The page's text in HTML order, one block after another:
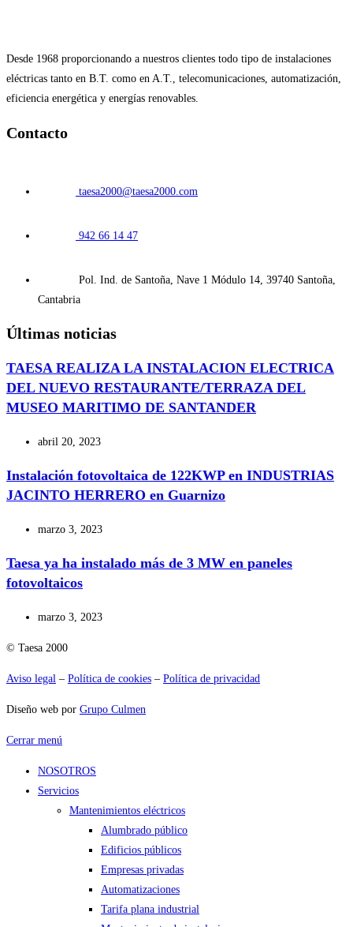
Desde 1968 proporcionando a nuestros clientes todo tipo de instalaciones
eléctricas tanto en B.T. como en A.T., telecomunicaciones, automatización,
eficiencia energética y energías renovables.
Contacto
taesa2000@taesa2000.com
942 66 14 47
Pol. Ind. de Santoña, Nave 1 Módulo 14, 39740 Santoña,
Cantabria
Últimas noticias
TAESA REALIZA LA INSTALACION ELECTRICA
DEL NUEVO RESTAURANTE/TERRAZA DEL
MUSEO MARITIMO DE SANTANDER
abril 20, 2023
Instalación fotovoltaica de 122KWP en INDUSTRIAS
JACINTO HERRERO en Guarnizo
marzo 3, 2023
Taesa ya ha instalado más de 3 MW en paneles
fotovoltaicos
marzo 3, 2023
© Taesa 2000
Aviso legal – Política de cookies – Política de privacidad
Diseño web por Grupo Culmen
Cerrar menú
NOSOTROS
Servicios
Mantenimientos eléctricos
Alumbrado público
Edificios públicos
Empresas privadas
Automatizaciones
Tarifa plana industrial